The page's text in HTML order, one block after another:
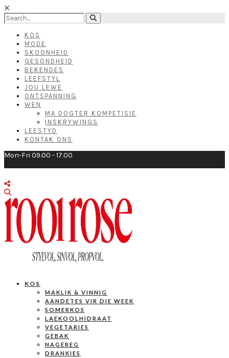
KOS
MODE
SKOONHEID
GESONDHEID
BEKENDES
LEEFSTYL
JOU LEWE
ONTSPANNING
WEN
MA DOGTER KOMPETISIE
INSKRYWINGS
LEESTYD
KONTAK ONS
Mon-Fri 09.00 - 17.00
KOS
MAKLIK & VINNIG
AANDETES VIR DIE WEEK
SOMERKOS
LAEKOOLHIDRAAT
VEGETARIES
GEBAK
NAGEREG
DRANKIES